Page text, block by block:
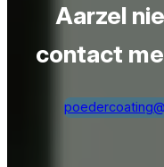
Aarzel
contact